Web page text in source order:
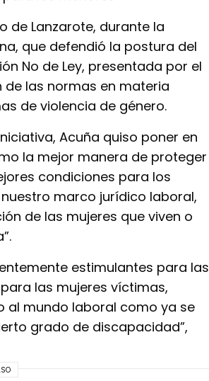
de Lanzarote, durante la
que defendió la postura del
No de Ley, presentada por el
las normas en materia
de violencia de género.
Acuña quiso poner en
la mejor manera de proteger
condiciones para los
marco jurídico laboral,
de las mujeres que viven o
estimulantes para las
las mujeres víctimas,
al mundo laboral como ya se
grado de discapacidad”,